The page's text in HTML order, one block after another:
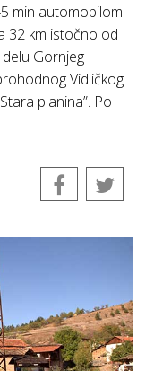
min automobilom
32 km istočno od
Gornjeg
Vidličkog
planina”. Po